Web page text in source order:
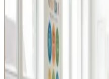
Helsingør. Professionel